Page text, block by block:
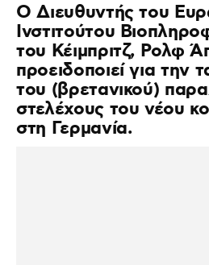
Ο Διευθυντής του
Ινστιτούτου
του Κέιμπριτζ, Ρολφ
προειδοποιεί για την
του (βρετανικού)
στελέχους του νέου
στη Γερμανία.